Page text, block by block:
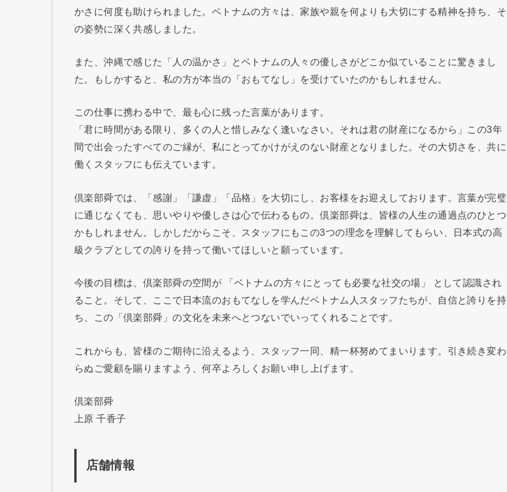
かさに何度も助けられました。ベトナムの方々は、家族や親を何よりも大切にする精神を持ち、そ
の姿勢に深く共感しました。
また、沖縄で感じた「人の温かさ」とベトナムの人々の優しさがどこか似ていることに驚きまし
た。もしかすると、私の方が本当の「おもてなし」を受けていたのかもしれません。
この仕事に携わる中で、最も心に残った言葉があります。
「君に時間がある限り、多くの人と惜しみなく逢いなさい。それは君の財産になるから」この3年
間で出会ったすべてのご縁が、私にとってかけがえのない財産となりました。その大切さを、共に
働くスタッフにも伝えています。
倶楽部舜では、「感謝」「謙虚」「品格」を大切にし、お客様をお迎えしております。言葉が完璧
に通じなくても、思いやりや優しさは心で伝わるもの。倶楽部舜は、皆様の人生の通過点のひとつ
かもしれません。しかしだからこそ、スタッフにもこの3つの理念を理解してもらい、日本式の高
級クラブとしての誇りを持って働いてほしいと願っています。
今後の目標は、倶楽部舜の空間が 「ベトナムの方々にとっても必要な社交の場」 として認識され
ること。そして、ここで日本流のおもてなしを学んだベトナム人スタッフたちが、自信と誇りを持
ち、この「倶楽部舜」の文化を未来へとつないでいってくれることです。
これからも、皆様のご期待に沿えるよう、スタッフ一同、精一杯努めてまいります。引き続き変わ
らぬご愛顧を賜りますよう、何卒よろしくお願い申し上げます。
倶楽部舜
上原 千香子
店舗情報